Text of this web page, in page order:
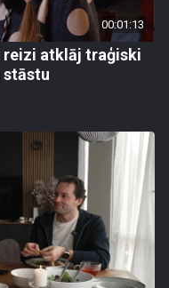
00:01:13
reizi atklāj traģiski
stāstu